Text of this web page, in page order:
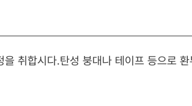
취합시다.탄성 붕대나 테이프 등으로